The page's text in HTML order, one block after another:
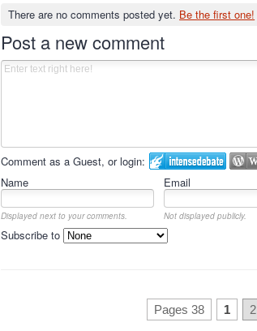
There are no comments posted yet. Be the first one!
Post a new comment
Comment as a Guest, or login:
Name Email
Displayed next to your comments. Not displayed publicly.
Subscribe to
Pages 38 1 2